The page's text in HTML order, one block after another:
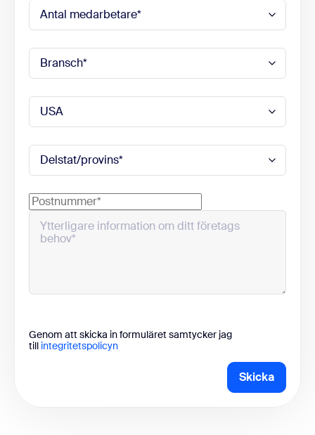
Genom att skicka in formuläret samtycker jag
till integritetspolicyn
Skicka